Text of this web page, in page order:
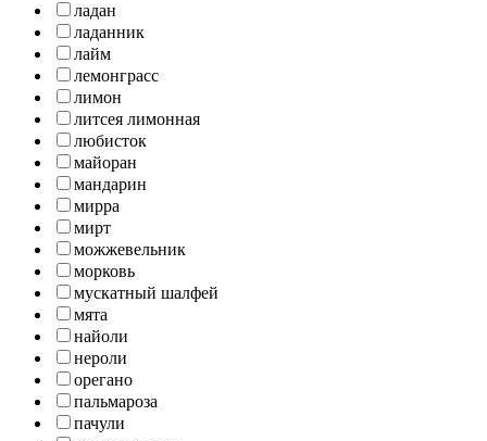
ладан
ладанник
лайм
лемонграсс
лимон
литсея лимонная
любисток
майоран
мандарин
мирра
мирт
можжевельник
морковь
мускатный шалфей
мята
найоли
нероли
орегано
пальмароза
пачули